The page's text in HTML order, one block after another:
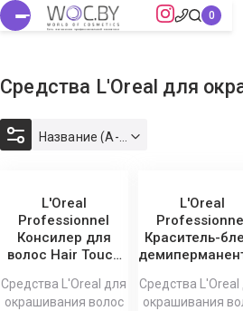
Средства L'Oreal для
L'Oreal
Professionnel
Консилер для
волос Hair Touch
Средства L'Oreal для
окрашивания волос
L'Oreal
Краситель-
Color, 60 мл
Средства L'Oreal
окрашивания